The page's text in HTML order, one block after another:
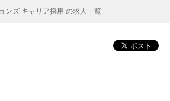
ンズ キャリア採用 の求人一覧